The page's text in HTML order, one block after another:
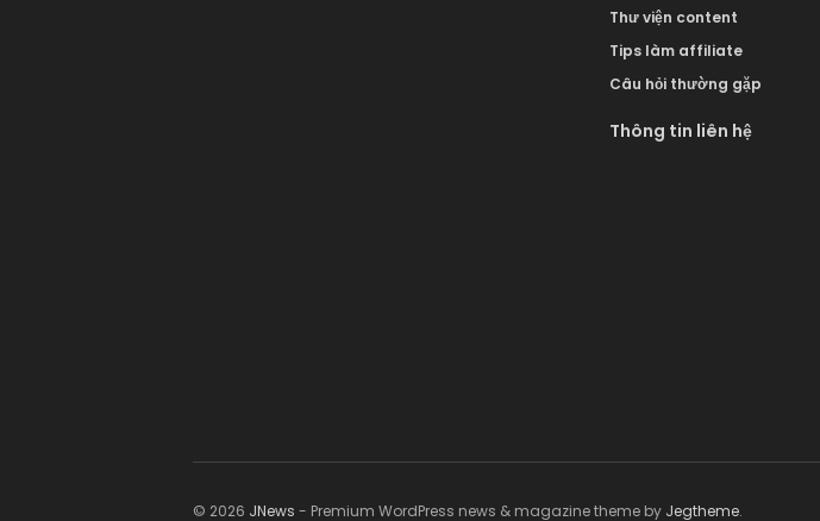
Thư viện content
Tips làm affiliate
Câu hỏi thường gặp
Thông tin liên hệ
© 2026 JNews - Premium WordPress news & magazine theme by Jegtheme.